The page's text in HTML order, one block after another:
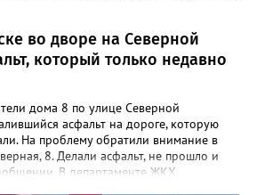
во дворе на Северной
который только недавно
дома 8 по улице Северной
асфальт на дороге, которую
На проблему обратили внимание в
8. Делали асфальт, не прошло и
В департаменте ЖКХ